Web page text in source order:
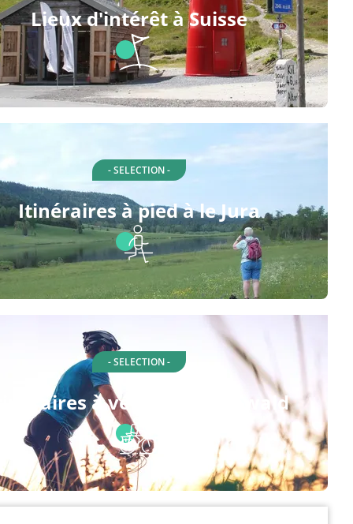
Lieux d'intérêt à Suisse
- SELECTION -
Itinéraires à pied à le Jura
- SELECTION -
à vélo à Vordemwald